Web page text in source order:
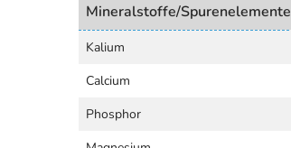
Mineralstoffe/Spurenelemente
Kalium
Calcium
Phosphor